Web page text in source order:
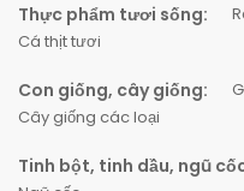
Thực phẩm tươi sống:
Cá thịt tươi
Con giống, cây giống:
Cây giống các loại
Tinh bột, tinh dầu, ngũ